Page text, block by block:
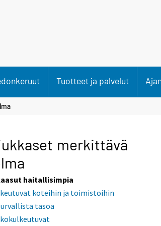
Tuotteet ja palvelut
merkittävä
haitallisimpia
koteihin ja toimistoihin
tasoa